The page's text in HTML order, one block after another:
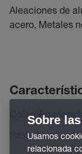
Aleaciones de
acero, Metales
Color/Apariencia
Pasta blanca
Sobre
Usamos
relacionada